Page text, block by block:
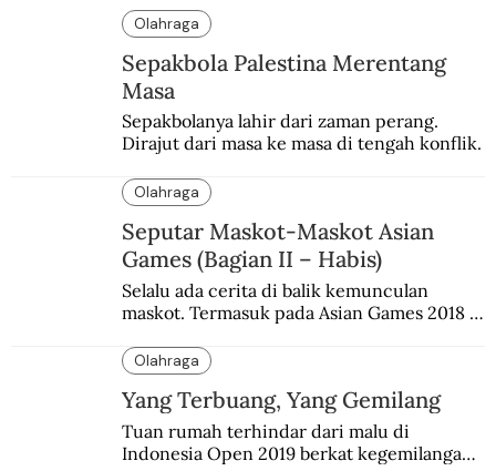
Olahraga
Sepakbola Palestina Merentang
Masa
Sepakbolanya lahir dari zaman perang.
Dirajut dari masa ke masa di tengah konflik.
Olahraga
Seputar Maskot-Maskot Asian
Games (Bagian II – Habis)
Selalu ada cerita di balik kemunculan
maskot. Termasuk pada Asian Games 2018
Olahraga
Yang Terbuang, Yang Gemilang
Tuan rumah terhindar dari malu di
Indonesia Open 2019 berkat kegemilangan